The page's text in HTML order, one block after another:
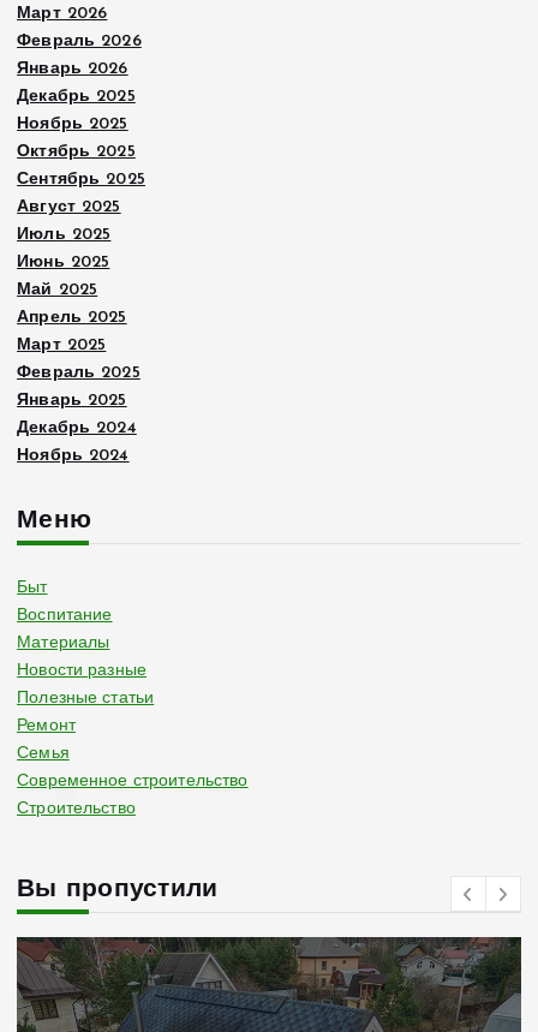
Март 2026
Февраль 2026
Январь 2026
Декабрь 2025
Ноябрь 2025
Октябрь 2025
Сентябрь 2025
Август 2025
Июль 2025
Июнь 2025
Май 2025
Апрель 2025
Март 2025
Февраль 2025
Январь 2025
Декабрь 2024
Ноябрь 2024
Меню
Быт
Воспитание
Материалы
Новости разные
Полезные статьи
Ремонт
Семья
Современное строительство
Строительство
Вы пропустили